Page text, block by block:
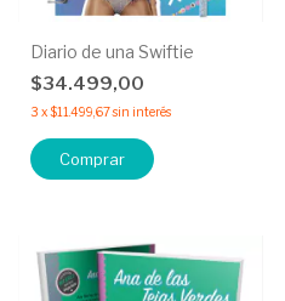
Diario de una Swiftie
$34.499,00
3 x$11.499,67sin interés